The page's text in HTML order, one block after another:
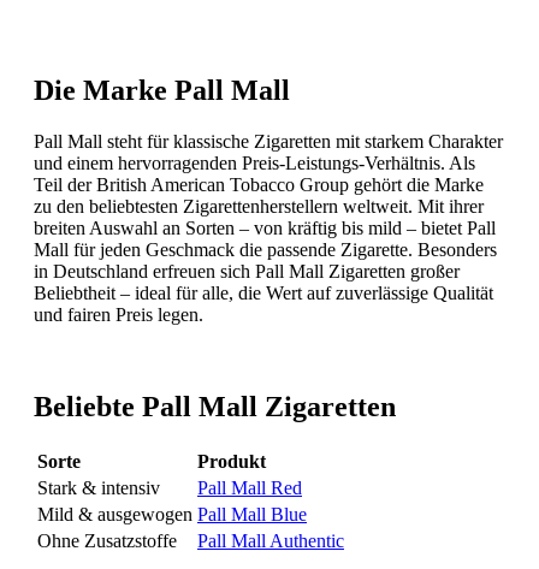
Die Marke Pall Mall
Pall Mall steht für klassische Zigaretten mit starkem Charakter
und einem hervorragenden Preis-Leistungs-Verhältnis. Als
Teil der British American Tobacco Group gehört die Marke
zu den beliebtesten Zigarettenherstellern weltweit. Mit ihrer
breiten Auswahl an Sorten – von kräftig bis mild – bietet Pall
Mall für jeden Geschmack die passende Zigarette. Besonders
in Deutschland erfreuen sich Pall Mall Zigaretten großer
Beliebtheit – ideal für alle, die Wert auf zuverlässige Qualität
und fairen Preis legen.
Beliebte Pall Mall Zigaretten
Sorte
Produkt
Stark & intensiv
Pall Mall Red
Mild & ausgewogen Pall Mall Blue
Ohne Zusatzstoffe
Pall Mall Authentic